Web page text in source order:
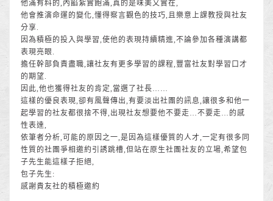
他滿有料的,內餡紮實飽滿,真的是味美又實在,
他會推演命運的變化,懂得察言觀色的技巧,且樂意上課教授與社友
分享.
因為積極的投入與學習,使他的表現持續精進,不論參加各種演講都
表現亮眼.
擔任幹部負責盡職,讓社友有更多學習的課程,豐富社友對學習口才
的期望.
因此,他也獲得社友的肯定,當選了社長……
這樣的優良表現,卻有風聲傳出,有要淡出社團的訊息,讓很多和他一
起學習的社友都很捨不得,出現社友想要他不要走…不要走…的感
性表達,
依筆者分析,可能的原因之一,是因為這樣優質的人才,一定有很多同
性質的社團爭相邀約引誘跳槽,但站在原生社團社友的立場,希望包
子先生能這樣子拒絕,
包子先生:
感謝貴友社的積極邀約